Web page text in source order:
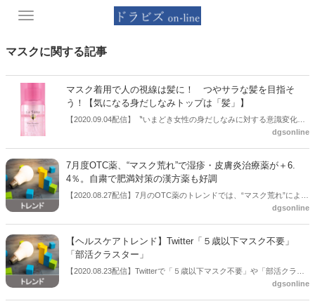
Toggle
マスクに関する記事
マスク着用で人の視線は髪に！ つやサラな髪を目指そ
う！【気になる身だしなみトップは「髪」】
【2020.09.04配信】〝いまどき女性の身だしなみに対する意識変化調
査〟で、マスク着用時、約7割の女性が顔・服装よりも「髪」を意識
くことに気遣い、ヘアケアを重視する女性が増えている。一方で、髪
に悩みを抱える人は依然多く、つやサラな髪を求めるニーズはとても
高いことがうかがえる。
dgsonline
7月度OTC薬、“マスク荒れ”で湿疹・皮膚炎治療薬が＋6.
4％。自粛で肥満対策の漢方薬も好調
【2020.08.27配信】7月のOTC薬のトレンドでは、“マスク荒れ”による
需要増で湿疹・皮膚炎治療薬が＋6.4％と伸びている。“自粛太り”対策
用医薬品（OTC）販売動向調査のデータを基に、「2020年7月度 市販
薬市場トレンド」を発表したもの。
dgsonline
【ヘルスケアトレンド】Twitter「５歳以下マスク不要」
「部活クラスター」
【2020.08.23配信】Twitterで「５歳以下マスク不要」や「部活クラス
ター」がトレンド入りした。「５歳以下マスク不要」に関しては、
dgsonline